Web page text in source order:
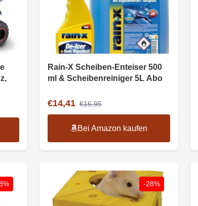
Rain-X Scheiben-Enteiser 500
ml & Scheibenreiniger 5L Abo
€14,41 €16,95
Bei Amazon kaufen
-28%